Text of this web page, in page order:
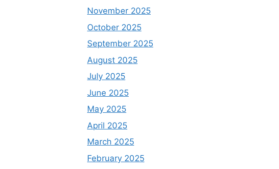
November 2025
October 2025
September 2025
August 2025
July 2025
June 2025
May 2025
April 2025
March 2025
February 2025